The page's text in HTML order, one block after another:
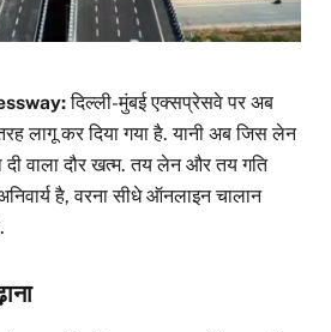
दिल्ली-मुंबई एक्सप्रेसवे पर अब
लागू कर दिया गया है. यानी अब जिस लेन
दी वाला दौर खत्म. तय लेन और तय गति
है, वरना सीधे ऑनलाइन चालान